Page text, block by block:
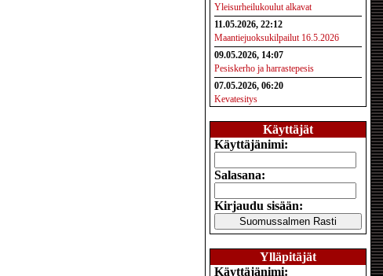
Yleisurheilukoulut alkavat
11.05.2026, 22:12
Maantiejuoksukilpailut 16.5.2026
09.05.2026, 14:07
Pesiskerho ja harrastepesis
07.05.2026, 06:20
Kevatesitys
Käyttäjät
Käyttäjänimi:
Salasana:
Kirjaudu sisään:
Ylläpitäjät
Käyttäjänimi: